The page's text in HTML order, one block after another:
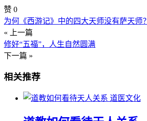
赞 0
为何《西游记》中的四大天师没有萨天师？
« 上一篇
修好“五福”，人生自然圆满
下一篇 »
相关推荐
道医文化